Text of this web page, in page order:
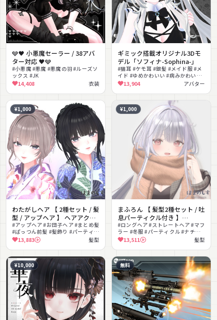
🩶🖤 小悪魔セーラー / 38アバ
ター対応 🖤🩶
#小悪魔 #悪魔 #悪魔の羽 #ルーズソ
ックス #JK
14,408 衣装
ギミック搭載オリジナル3Dモ
デル「ソフィナ-Sophina-」
#猫耳 #ケモ耳 #銀髪 #メイド服 #メ
イド #ゆめかわいい #病みかわいい
#彼シャツ #リボン #VRM対応
13,904 アバター
¥1,000
わたがしヘア 【 2種セット / 髪
型 / アップヘア 】 ヘアアクセ
サリー付き Watagashi Hair
#アップヘア #お団子ヘア #まとめ髪
#ぱっつん前髪 #髪飾り #パーティク
ル #和風 #エレガント #MA対応
#lilToon対応
13,883 髪型
¥1,000
まふろん 【 髪型2種セット / 吐
息パーティクル付き 】
MafuLon Hair
#ロングヘア #ストレートヘア #マフ
ラー #冬服 #パーティクル #ナチュ
ラル #MA対応 #lilToon対応
#PhysBone対応 #シェイプキー
13,511 髪型
¥10,000 無料